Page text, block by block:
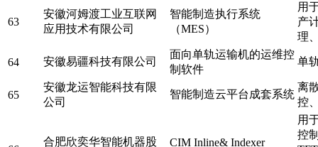
63
安徽河姆渡工业互联网
应用技术有限公司
智能制造执行系统
（MES）
用
产
理
64 安徽易疆科技有限公司
面向单轨运输机的运维控
制软件
单
65
安徽龙运智能科技有限
公司
智能制造云平台成套系统
离
控
合肥欣奕华智能机器股
CIM Inline& Indexer
用
控